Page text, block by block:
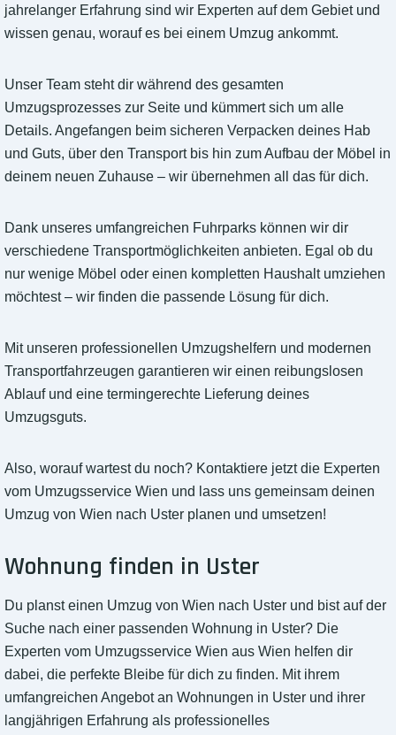
jahrelanger Erfahrung sind wir Experten auf dem Gebiet und
wissen genau, worauf es bei einem Umzug ankommt.
Unser Team steht dir während des gesamten
Umzugsprozesses zur Seite und kümmert sich um alle
Details. Angefangen beim sicheren Verpacken deines Hab
und Guts, über den Transport bis hin zum Aufbau der Möbel in
deinem neuen Zuhause – wir übernehmen all das für dich.
Dank unseres umfangreichen Fuhrparks können wir dir
verschiedene Transportmöglichkeiten anbieten. Egal ob du
nur wenige Möbel oder einen kompletten Haushalt umziehen
möchtest – wir finden die passende Lösung für dich.
Mit unseren professionellen Umzugshelfern und modernen
Transportfahrzeugen garantieren wir einen reibungslosen
Ablauf und eine termingerechte Lieferung deines
Umzugsguts.
Also, worauf wartest du noch? Kontaktiere jetzt die Experten
vom Umzugsservice Wien und lass uns gemeinsam deinen
Umzug von Wien nach Uster planen und umsetzen!
Wohnung finden in Uster
Du planst einen Umzug von Wien nach Uster und bist auf der
Suche nach einer passenden Wohnung in Uster? Die
Experten vom Umzugsservice Wien aus Wien helfen dir
dabei, die perfekte Bleibe für dich zu finden. Mit ihrem
umfangreichen Angebot an Wohnungen in Uster und ihrer
langjährigen Erfahrung als professionelles